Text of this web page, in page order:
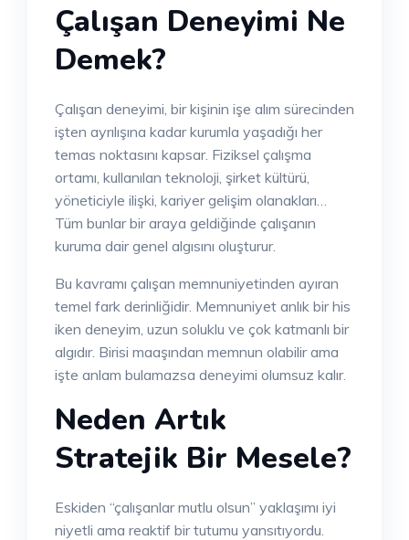
Çalışan Deneyimi Ne
Demek?
Çalışan deneyimi, bir kişinin işe alım sürecinden
işten ayrılışına kadar kurumla yaşadığı her
temas noktasını kapsar. Fiziksel çalışma
ortamı, kullanılan teknoloji, şirket kültürü,
yöneticiyle ilişki, kariyer gelişim olanakları…
Tüm bunlar bir araya geldiğinde çalışanın
kuruma dair genel algısını oluşturur.
Bu kavramı çalışan memnuniyetinden ayıran
temel fark derinliğidir. Memnuniyet anlık bir his
iken deneyim, uzun soluklu ve çok katmanlı bir
algıdır. Birisi maaşından memnun olabilir ama
işte anlam bulamazsa deneyimi olumsuz kalır.
Neden Artık
Stratejik Bir Mesele?
Eskiden “çalışanlar mutlu olsun” yaklaşımı iyi
niyetli ama reaktif bir tutumu yansıtıyordu.